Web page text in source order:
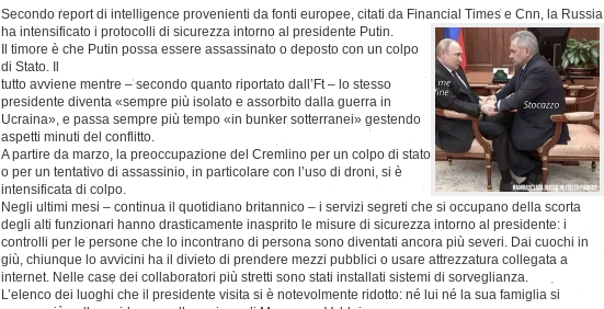
Secondo report di intelligence provenienti da fonti europee, citati da Financial Times e Cnn, la Russia
ha intensificato i protocolli di sicurezza intorno al presidente Putin.
Il timore è che Putin possa essere assassinato o deposto con un colpo
di Stato. Il
tutto avviene mentre – secondo quanto riportato dall’Ft – lo stesso
presidente diventa «sempre più isolato e assorbito dalla guerra in
Ucraina», e passa sempre più tempo «in bunker sotterranei» gestendo
aspetti minuti del conflitto.
A partire da marzo, la preoccupazione del Cremlino per un colpo di stato
o per un tentativo di assassinio, in particolare con l’uso di droni, si è
intensificata di colpo.
Negli ultimi mesi – continua il quotidiano britannico – i servizi segreti che si occupano della scorta
degli alti funzionari hanno drasticamente inasprito le misure di sicurezza intorno al presidente: i
controlli per le persone che lo incontrano di persona sono diventati ancora più severi. Dai cuochi in
giù, chiunque lo avvicini ha il divieto di prendere mezzi pubblici o usare attrezzatura collegata a
internet. Nelle case dei collaboratori più stretti sono stati installati sistemi di sorveglianza.
L’elenco dei luoghi che il presidente visita si è notevolmente ridotto: né lui né la sua famiglia si